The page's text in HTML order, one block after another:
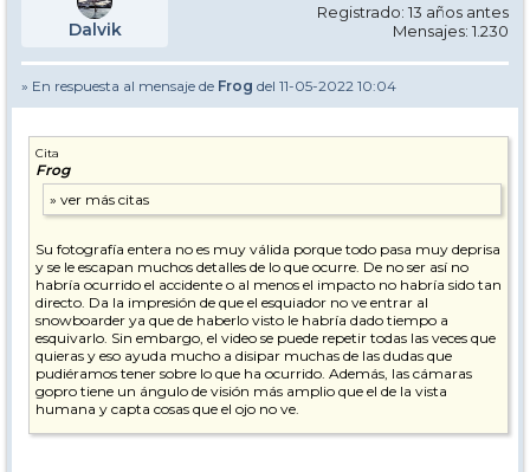
Dalvik
Registrado: 13 años antes
Mensajes: 1.230
» En respuesta al mensaje de Frog del 11-05-2022 10:04
Cita
Frog
Su fotografía entera no es muy válida porque todo pasa muy deprisa
y se le escapan muchos detalles de lo que ocurre. De no ser así no
habría ocurrido el accidente o al menos el impacto no habría sido tan
directo. Da la impresión de que el esquiador no ve entrar al
snowboarder ya que de haberlo visto le habría dado tiempo a
esquivarlo. Sin embargo, el video se puede repetir todas las veces que
quieras y eso ayuda mucho a disipar muchas de las dudas que
pudiéramos tener sobre lo que ha ocurrido. Además, las cámaras
gopro tiene un ángulo de visión más amplio que el de la vista
humana y capta cosas que el ojo no ve.